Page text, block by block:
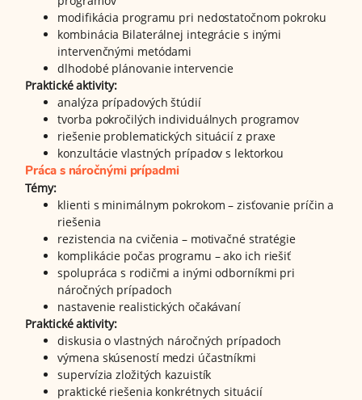
modifikácia programu pri nedostatočnom pokroku
kombinácia Bilaterálnej integrácie s inými
intervenčnými metódami
dlhodobé plánovanie intervencie
Praktické aktivity:
analýza prípadových štúdií
tvorba pokročilých individuálnych programov
riešenie problematických situácií z praxe
konzultácie vlastných prípadov s lektorkou
Práca s náročnými prípadmi
Témy:
klienti s minimálnym pokrokom – zisťovanie príčin a
riešenia
rezistencia na cvičenia – motivačné stratégie
komplikácie počas programu – ako ich riešiť
spolupráca s rodičmi a inými odborníkmi pri
náročných prípadoch
nastavenie realistických očakávaní
Praktické aktivity:
diskusia o vlastných náročných prípadoch
výmena skúseností medzi účastníkmi
supervízia zložitých kazuistík
praktické riešenia konkrétnych situácií